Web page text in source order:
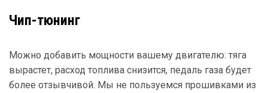
Чип-тюнинг
Можно добавить мощности вашему двигателю: тяга
вырастет, расход топлива снизится, педаль газа будет
более отзывчивой. Мы не пользуемся прошивками из